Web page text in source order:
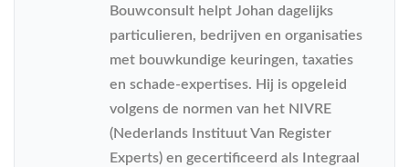
Bouwconsult helpt Johan dagelijks
particulieren, bedrijven en organisaties
met bouwkundige keuringen, taxaties
en schade-expertises. Hij is opgeleid
volgens de normen van het NIVRE
(Nederlands Instituut Van Register
Experts) en gecertificeerd als Integraal